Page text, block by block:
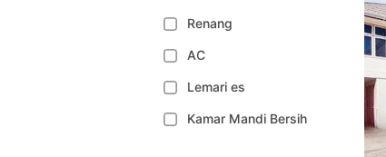
Renang
AC
Lemari es
Kamar Mandi Bersih